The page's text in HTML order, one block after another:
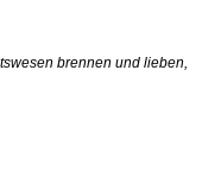
brennen und lieben,